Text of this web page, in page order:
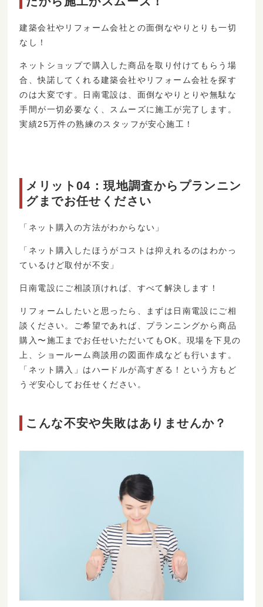
建築会社やリフォーム会社との面倒なやりとりも一切
なし！
ネットショップで購入した商品を取り付けてもらう場
合、快諾してくれる建築会社やリフォーム会社を探す
のは大変です。日南電設は、面倒なやりとりや無駄な
手間が一切必要なく、スムーズに施工が完了します。
実績25万件の熟練のスタッフが安心施工！
メリット04：現地調査からプランニン
グまでお任せください
「ネット購入の方法がわからない」
「ネット購入したほうがコストは抑えれるのはわかっ
ているけど取付が不安」
日南電設にご相談頂ければ、すべて解決します！
リフォームしたいと思ったら、まずは日南電設にご相
談ください。ご希望であれば、プランニングから商品
購入〜施工までお任せいただいてもOK。現場を下見の
上、ショールーム商談用の図面作成なども行います。
「ネット購入」はハードルが高すぎる！という方もど
うぞ安心してお任せください。
こんな不安や失敗はありませんか？